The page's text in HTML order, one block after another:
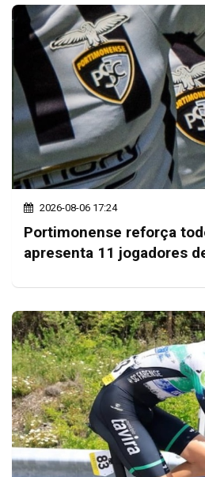
2026-08-06 17:24
Portimonense reforça
apresenta 11 jogadores